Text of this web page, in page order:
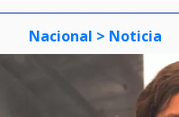
Nacional > Noticia